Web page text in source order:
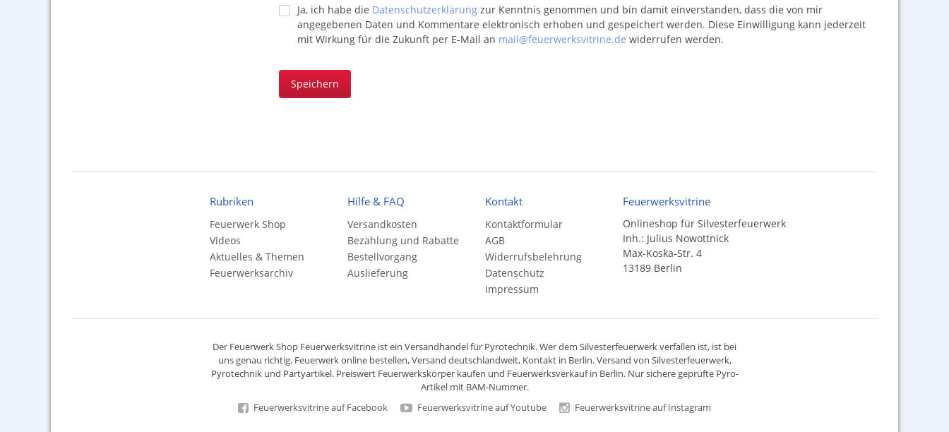
Ja, ich habe die Datenschutzerklärungzur Kenntnis genommen und bin damit einverstanden, dass die von mir
angegebenen Daten und Kommentare elektronisch erhoben und gespeichert werden. Diese Einwilligung kann jederzeit
mit Wirkung für die Zukunft per E-Mail an mail@feuerwerksvitrine.de widerrufen werden.
Speichern
Rubriken
Feuerwerk Shop
Videos
Aktuelles & Themen
Feuerwerksarchiv
Hilfe & FAQ
Versandkosten
Bezahlung und Rabatte
Bestellvorgang
Auslieferung
Kontakt
Kontaktformular
AGB
Widerrufsbelehrung
Datenschutz
Impressum
Feuerwerksvitrine
Onlineshop für Silvesterfeuerwerk
Inh.: Julius Nowottnick
Max-Koska-Str. 4
13189 Berlin
Der Feuerwerk Shop Feuerwerksvitrine ist ein Versandhandelfür Pyrotechnik. Wer dem Silvesterfeuerwerk verfallen ist, ist bei
uns genau richtig. Feuerwerk online bestellen,Versand deutschlandweit, Kontakt in Berlin. Versand von Silvesterfeuerwerk,
Pyrotechnikund Partyartikel. Preiswert Feuerwerkskörperkaufen und Feuerwerksverkauf in Berlin. Nur sichere geprüfte Pyro-
Artikel mit BAM-Nummer.
Feuerwerksvitrine auf Facebook
Feuerwerksvitrine auf Youtube Feuerwerksvitrine auf Instagram